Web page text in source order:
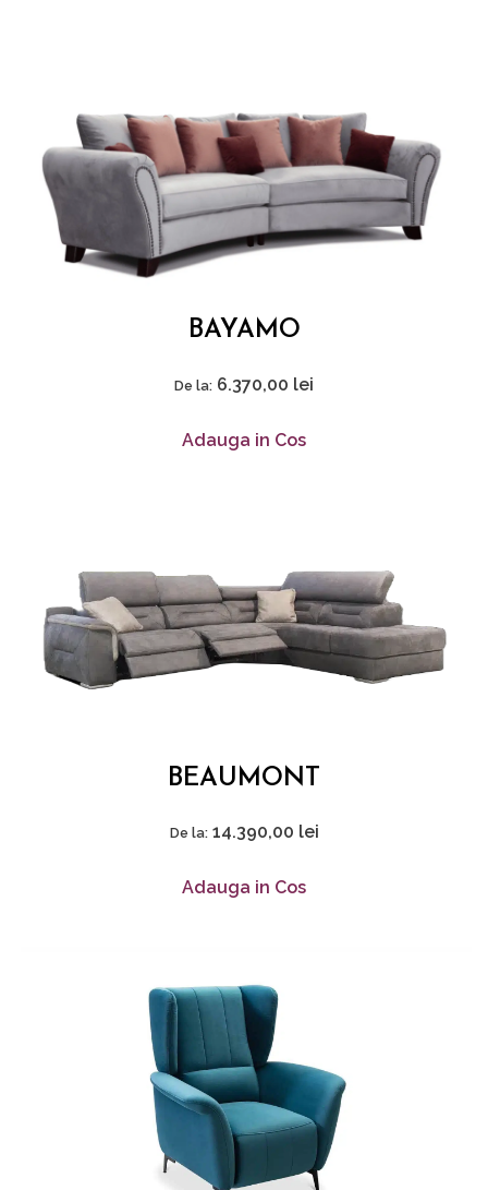
BAYAMO
De la: 6.370,00 lei
Adauga in Cos
BEAUMONT
De la: 14.390,00 lei
Adauga in Cos